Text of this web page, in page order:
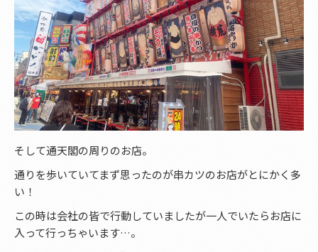
そして通天閣の周りのお店。
通りを歩いていてまず思ったのが串カツのお店がとにかく多
い！
この時は会社の皆で行動していましたが一人でいたらお店に
入って行っちゃいます…。